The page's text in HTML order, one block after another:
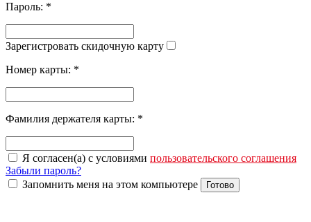
Пароль: *
Зарегистровать скидочную карту
Номер карты: *
Фамилия держателя карты: *
Я согласен(а) с условиями пользовательского соглашения
Забыли пароль?
Запомнить меня на этом компьютере
Готово